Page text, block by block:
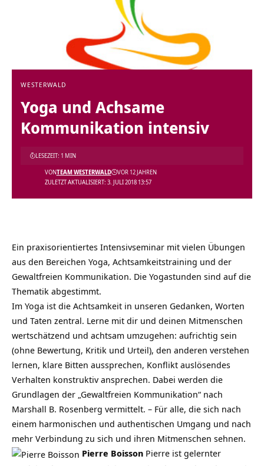
WESTERWALD
Yoga und Achsame
Kommunikation intensiv
ZULETZT AKTUALISIERT: 3. JULI 2018 13:57
VONTEAM WESTERWALD VOR 12 JAHREN
LESEZEIT: 1 MIN
Ein praxisorientiertes Intensivseminar mit vielen Übungen
aus den Bereichen Yoga, Achtsamkeitstraining und der
Gewaltfreien Kommunikation. Die Yogastunden sind auf die
Thematik abgestimmt.
Im Yoga ist die Achtsamkeit in unseren Gedanken, Worten
und Taten zentral. Lerne mit dir und deinen Mitmenschen
wertschätzend und achtsam umzugehen: aufrichtig sein
(ohne Bewertung, Kritik und Urteil), den anderen verstehen
lernen, klare Bitten aussprechen, Konflikt auslösendes
Verhalten konstruktiv ansprechen. Dabei werden die
Grundlagen der „Gewaltfreien Kommunikation“ nach
Marshall B. Rosenberg vermittelt. – Für alle, die sich nach
einem harmonischen und authentischen Umgang und nach
mehr Verbindung zu sich und ihren Mitmenschen sehnen.
Pierre Boisson Pierre ist gelernter